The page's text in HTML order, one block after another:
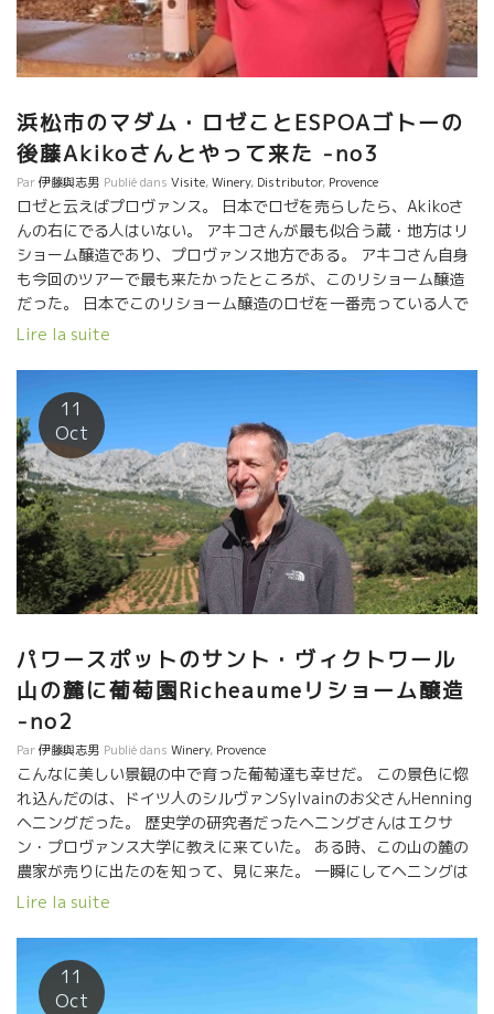
浜松市のマダム・ロゼことESPOAゴトーの
後藤Akikoさんとやって来た -no3
Par伊藤與志男 Publié dans Visite,Winery, Distributor, Provence
ロゼと云えばプロヴァンス。 日本でロゼを売らしたら、Akikoさ
んの右にでる人はいない。 アキコさんが最も似合う蔵・地方はリ
ショーム醸造であり、プロヴァンス地方である。 アキコさん自身
も今回のツアーで最も来たかったところが、このリショーム醸造
だった。 日本でこのリショーム醸造のロゼを一番売っている人で
もある。 過去３年間、天候不良で生産量が低く、このロゼをあま
った。 すべて予約だけで売れきれていたワインである。 今年２０
１８年は久々に十分な量が収穫できた。 十分な量のロゼが日本に
輸入されるだろう。 喜んでいるアキコさんとお客さん達！！
Lire la suite
11
Oct
パワースポットのサント・ヴィクトワール
山の麓に葡萄園Richeaumeリショーム醸造
-no2
Par伊藤與志男 Publié dans Winery, Provence
こんなに美しい景観の中で育った葡萄達も幸せだ。 この景色に惚
れ込んだのは、ドイツ人のシルヴァンSylvainのお父さんHenning
ヘニングだった。 歴史学の研究者だったヘニングさんはエクサ
ン・プロヴァンス大学に教えに来ていた。 ある時、この山の麓の
農家が売りに出たのを知って、見に来た。 一瞬にしてヘニングは
決断した。 『私の残りの人生はここだ！』 1972年だった。 最初
って葡萄が酸を残しながら熟成していくミクロクリマを備えてい
る。 そしてミストラル風が強く乾燥して病原菌が極端に少ない。
自然栽培がやりやすい。
Lire la suite
11
Oct